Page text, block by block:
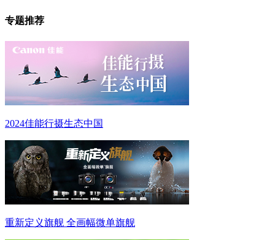
专题推荐
2024佳能行摄生态中国
重新定义旗舰 全画幅微单旗舰